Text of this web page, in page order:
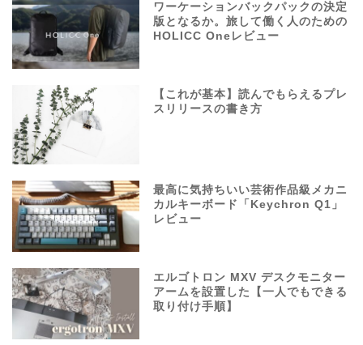
ワーケーションバックパックの決定
版となるか。旅して働く人のための
HOLICC Oneレビュー
【これが基本】読んでもらえるプレ
スリリースの書き方
最高に気持ちいい芸術作品級メカニ
カルキーボード「Keychron Q1」
レビュー
エルゴトロン MXV デスクモニター
アームを設置した【一人でもできる
取り付け手順】